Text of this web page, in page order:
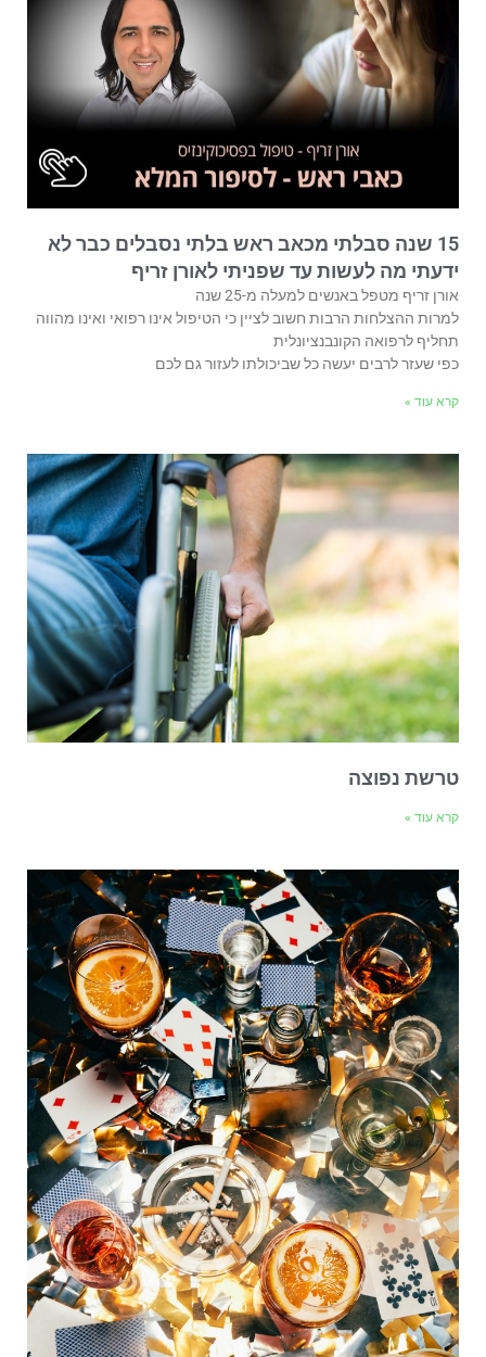
15 שנה סבלתי מכאב ראש בלתי נסבלים כבר לא
ידעתי מה לעשות עד שפניתי לאורן זריף
אורן זריף מטפל באנשים למעלה מ-25 שנה
למרות ההצלחות הרבות חשוב לציין כי הטיפול אינו רפואי ואינו מהווה
תחליף לרפואה הקונבנציונלית
כפי שעזר לרבים יעשה כל שביכולתו לעזור גם לכם
קרא עוד »
טרשת נפוצה
קרא עוד »